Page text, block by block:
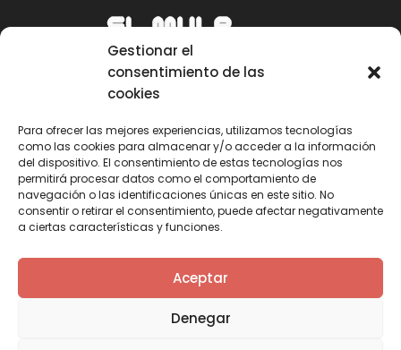
Gestionar el
consentimiento de las
cookies
Para ofrecer las mejores experiencias, utilizamos tecnologías
como las cookies para almacenar y/o acceder a la información
del dispositivo. El consentimiento de estas tecnologías nos
permitirá procesar datos como el comportamiento de
navegación o las identificaciones únicas en este sitio. No
consentir o retirar el consentimiento, puede afectar negativamente
a ciertas características y funciones.
Aceptar
Denegar
Email
mule@mulecarajonero.com
Síguenos en redes sociales
a
T
w
i
t
Y
o
u
t
n